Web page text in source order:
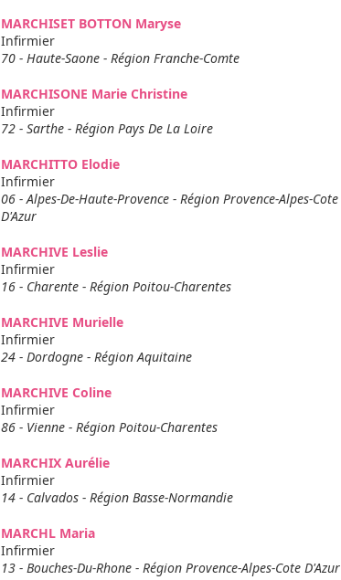
MARCHISET BOTTON Maryse
Infirmier
70 - Haute-Saone - Région Franche-Comte
MARCHISONE Marie Christine
Infirmier
72 - Sarthe - Région Pays De La Loire
MARCHITTO Elodie
Infirmier
06 - Alpes-De-Haute-Provence - Région Provence-Alpes-Cote
D'Azur
MARCHIVE Leslie
Infirmier
16 - Charente - Région Poitou-Charentes
MARCHIVE Murielle
Infirmier
24 - Dordogne - Région Aquitaine
MARCHIVE Coline
Infirmier
86 - Vienne - Région Poitou-Charentes
MARCHIX Aurélie
Infirmier
14 - Calvados - Région Basse-Normandie
MARCHL Maria
Infirmier
13 - Bouches-Du-Rhone - Région Provence-Alpes-Cote D'Azur